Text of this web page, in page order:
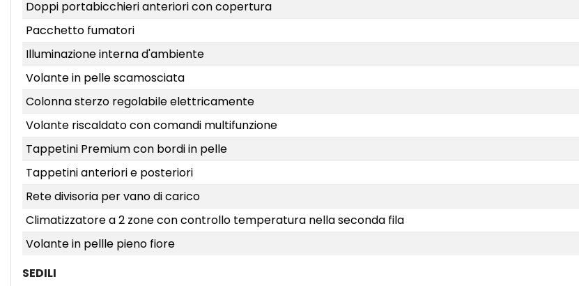
Doppi portabicchieri anteriori con copertura
Pacchetto fumatori
Illuminazione interna d'ambiente
Volante in pelle scamosciata
Colonna sterzo regolabile elettricamente
Volante riscaldato con comandi multifunzione
Tappetini Premium con bordi in pelle
Tappetini anteriori e posteriori
Rete divisoria per vano di carico
Climatizzatore a 2 zone con controllo temperatura nella seconda fila
Volante in pellle pieno fiore
SEDILI